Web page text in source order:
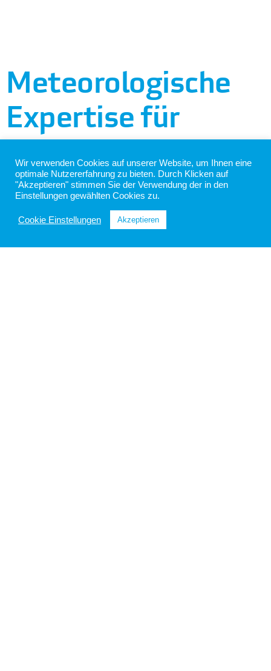
Meteorolo­gische
Expertise für
moderne Land­wirt­
schaft
Q.met arbeitet seit vielen
Jahren mit
Wir verwenden Cookies auf unserer Website, um Ihnen eine
optimale Nutzererfahrung zu bieten. Durch Klicken auf
"Akzeptieren" stimmen Sie der Verwendung der in den
Einstellungen gewählten Cookies zu.
Cookie Einstellungen Akzeptieren